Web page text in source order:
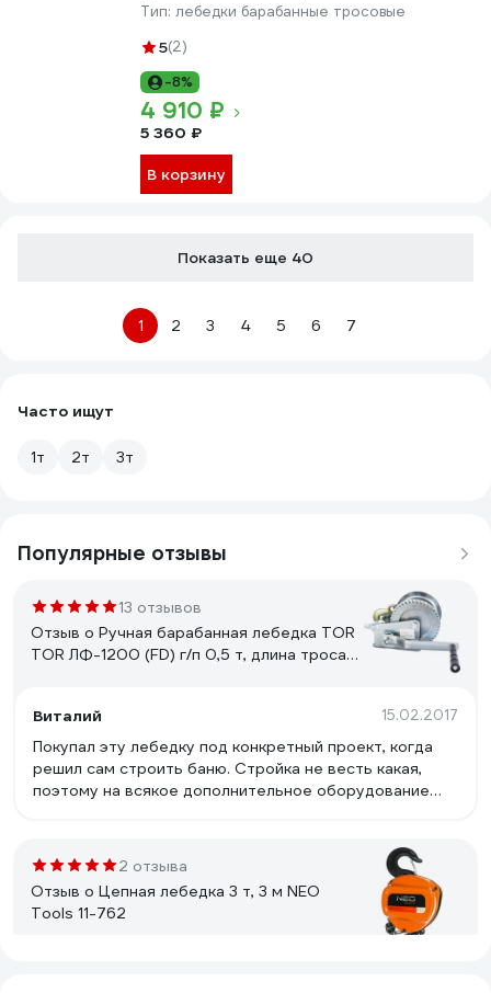
Тип: лебедки барабанные тросовые
5(2)
-8%
4 910 ₽
5 360 ₽
В корзину
Показать еще 40
1 2 3 4 5 6 7
Часто ищут
1т 2т 3т
Популярные отзывы
13 отзывов
Отзыв о Ручная барабанная лебедка TOR
TOR ЛФ-1200 (FD) г/п 0,5 т, длина троса
Виталий
15.02.2017
Покупал эту лебедку под конкретный проект, когда
решил сам строить баню. Стройка не весть какая,
поэтому на всякое дополнительное оборудование
конечно, сделана не на века. Но главное, что мне
хватило. Больше использовать не планирую, но на
всякий пожарный и не выкидываю, пока она совсем не
развалилась. В общем вывод таков: если ничего
2 отзыва
Отзыв о Цепная лебедка 3 т, 3 м NEO
Tools 11-762